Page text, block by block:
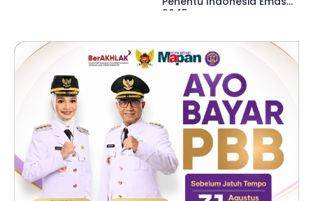
2045